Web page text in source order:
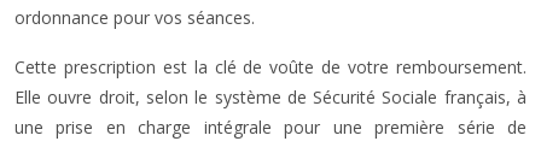
ordonnance pour vos séances.
Cette prescription est la clé de voûte de votre remboursement.
Elle ouvre droit, selon le système de Sécurité Sociale français, à
une prise en charge intégrale pour une première série de